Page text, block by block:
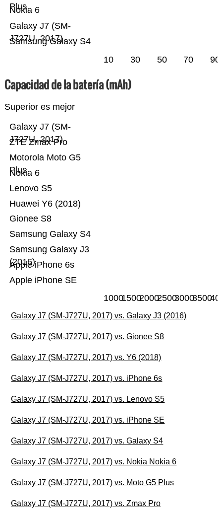
Samsung Galaxy S4
Galaxy J7 (SM-
J727U, 2017)
Nokia 6
Plus
10 30 50 70 90
Capacidad de la batería (mAh)
Superior es mejor
Apple iPhone SE
Apple iPhone 6s
Samsung Galaxy J3
(2016)
Samsung Galaxy S4
Gionee S8
Huawei Y6 (2018)
Lenovo S5
Nokia 6
Motorola Moto G5
Plus
ZTE Zmax Pro
Galaxy J7 (SM-
J727U, 2017)
100015002000250030003500
Galaxy J7 (SM-J727U, 2017) vs. Galaxy J3 (2016)
Galaxy J7 (SM-J727U, 2017) vs. Gionee S8
Galaxy J7 (SM-J727U, 2017) vs. Y6 (2018)
Galaxy J7 (SM-J727U, 2017) vs. iPhone 6s
Galaxy J7 (SM-J727U, 2017) vs. Lenovo S5
Galaxy J7 (SM-J727U, 2017) vs. iPhone SE
Galaxy J7 (SM-J727U, 2017) vs. Galaxy S4
Galaxy J7 (SM-J727U, 2017) vs. Nokia Nokia 6
Galaxy J7 (SM-J727U, 2017) vs. Moto G5 Plus
Galaxy J7 (SM-J727U, 2017) vs. Zmax Pro